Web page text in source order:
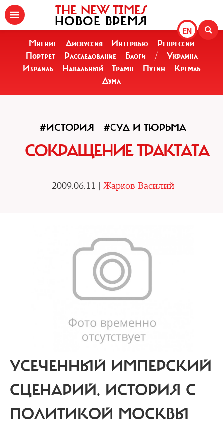
EN
THE NEW TIMES
НОВОЕ ВРЕМЯ
Мнение Дискуссия Интервью
Репрессии
Портрет
Расследование Блоги /
Украина
Израиль
Навальный Трамп Путин
Кремль
Дума
#ИСТОРИЯ #СУД И ТЮРЬМА
СОКРАЩЕНИЕ ТРАКТАТА
2009.06.11 | Жарков Василий
УСЕЧЕННЫЙ ИМПЕРСКИЙ
СЦЕНАРИЙ. ИСТОРИЯ С
ПОЛИТИКОЙ МОСКВЫ